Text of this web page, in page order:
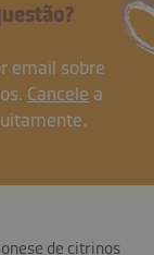
email sobre
Cancele a
de citrinos